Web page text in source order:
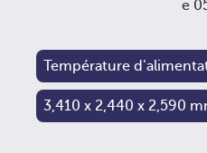
Température
3,410 x 2,440 x 2,590